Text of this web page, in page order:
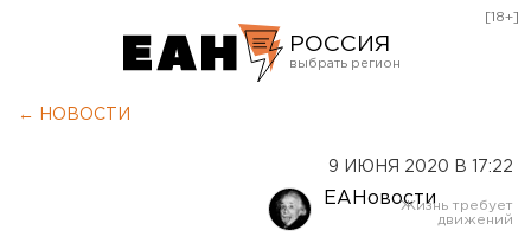
РОССИЯ
Оренбург
[18+]
← НОВОСТИ
9 ИЮНЯ 2020 В 17:22
ЕАНовости